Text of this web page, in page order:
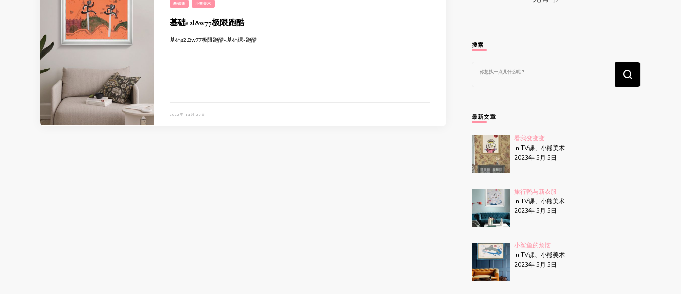
基础课 小熊美术
基础s2l8w77极限跑酷
基础s2l8w77极限跑酷-基础课-跑酷
2022年 11月 27日
搜索
么
吗?
最新文章
看我变变变
In TV课、小熊美术
2023年 5月 5日
旅行鸭与新衣服
In TV课、小熊美术
2023年 5月 5日
小鲨鱼的烦恼
In TV课、小熊美术
2023年 5月 5日